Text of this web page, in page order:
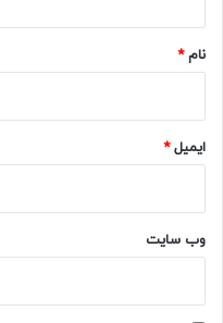
نام*
ایمیل*
وب‌ سایت